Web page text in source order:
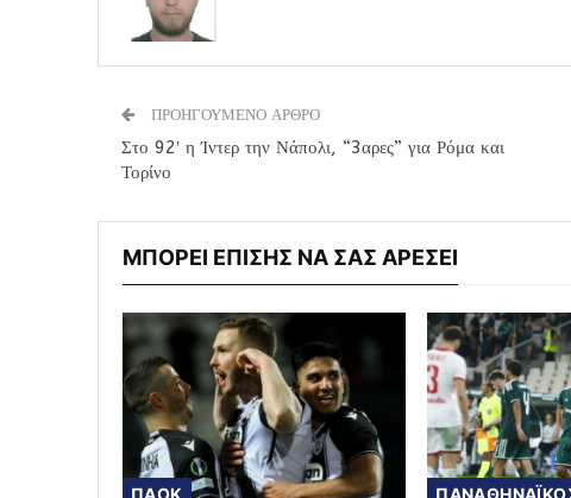
ΠΡΟΗΓΟΥΜΕΝΟ ΑΡΘΡΟ
Στο 92′ η Ίντερ την Νάπολι, “3αρες” για Ρόμα και
Τορίνο
ΜΠΟΡΕΙ ΕΠΙΣΗΣ ΝΑ ΣΑΣ ΑΡΕΣΕΙ